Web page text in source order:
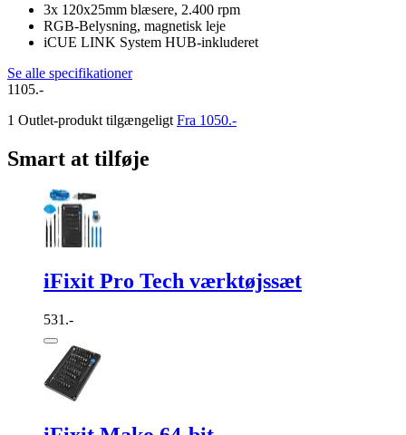
3x 120x25mm blæsere, 2.400 rpm
RGB-Belysning, magnetisk leje
iCUE LINK System HUB-inkluderet
Se alle specifikationer
1105.-
1 Outlet-produkt tilgængeligt Fra 1050.-
Smart at tilføje
iFixit Pro Tech værktøjssæt
531.-